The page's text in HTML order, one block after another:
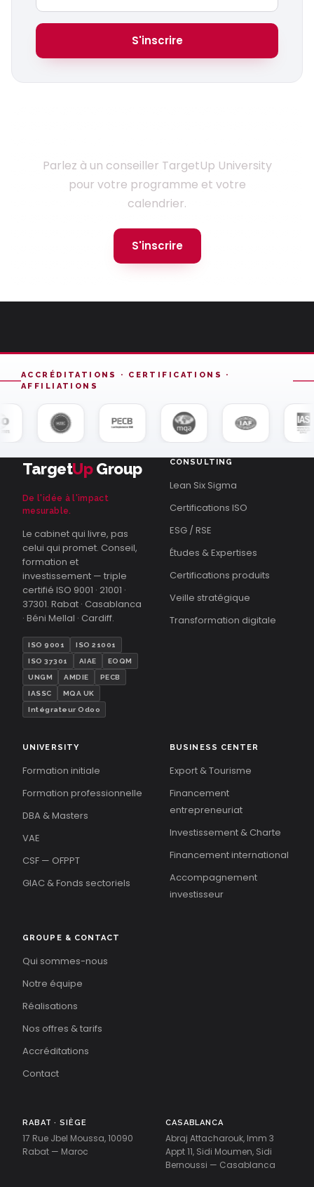
S'inscrire
Parlez à un conseiller TargetUp University
pour votre programme et votre
calendrier.
S'inscrire
ACCRÉDITATIONS · CERTIFICATIONS ·
AFFILIATIONS
TargetUpGroup
De l'idée à l'impact
mesurable.
Le cabinet qui livre, pas
celui qui promet. Conseil,
formation et
investissement — triple
certifié ISO 9001 · 21001 ·
37301. Rabat · Casablanca
· Béni Mellal · Cardiff.
ISO 9001 ISO 21001
ISO 37301 AIAE EOQM
UNGM AMDIE PECB
IASSC MQA UK
Intégrateur Odoo
CONSULTING
Lean Six Sigma
Certifications ISO
ESG / RSE
Études & Expertises
Certifications produits
Veille stratégique
Transformation digitale
UNIVERSITY
Formation initiale
Formation professionnelle
DBA & Masters
VAE
CSF — OFPPT
GIAC & Fonds sectoriels
BUSINESS CENTER
Export & Tourisme
Financement
entrepreneuriat
Investissement & Charte
Financement international
Accompagnement
investisseur
GROUPE & CONTACT
Qui sommes-nous
Notre équipe
Réalisations
Nos offres & tarifs
Accréditations
Contact
RABAT · SIÈGE
17 Rue Jbel Moussa, 10090
Rabat — Maroc
CASABLANCA
Abraj Attacharouk, Imm 3
Appt 11, Sidi Moumen, Sidi
Bernoussi — Casablanca